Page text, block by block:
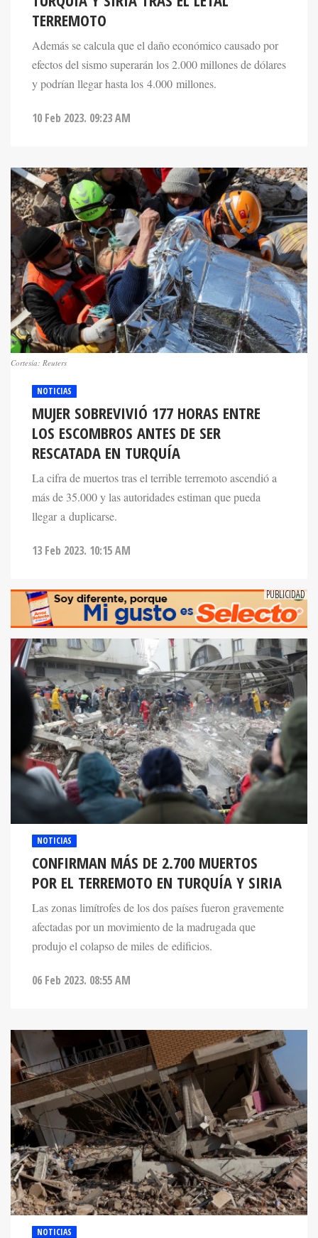
TERREMOTO
Además se calcula que el daño económico causado por
efectos del sismo superarán los 2.000 millones de dólares
y podrían llegar hasta los 4.000 millones.
10 Feb 2023. 09:23 AM
Cortesía: Reuters
NOTICIAS
MUJER SOBREVIVIÓ 177 HORAS ENTRE
LOS ESCOMBROS ANTES DE SER
RESCATADA EN TURQUÍA
La cifra de muertos tras el terrible terremoto ascendió a
más de 35.000 y las autoridades estiman que pueda
llegar a duplicarse.
13 Feb 2023. 10:15 AM
CONFIRMAN MÁS DE 2.700 MUERTOS
POR EL TERREMOTO EN TURQUÍA Y SIRIA
Las zonas limítrofes de los dos países fueron gravemente
afectadas por un movimiento de la madrugada que
produjo el colapso de miles de edificios.
NOTICIAS
SUBE A 45,890 MUERTOS POR LOS